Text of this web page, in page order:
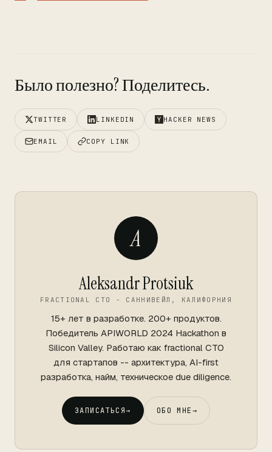
Было полезно? Поделитесь.
TWITTER LINKEDIN HACKER NEWS
EMAIL COPY LINK
A
Aleksandr Protsiuk
FRACTIONAL CTO - САННИВЕЙЛ, КАЛИФОРНИЯ
15+ лет в разработке. 200+ продуктов.
Победитель APIWORLD 2024 Hackathon в
Silicon Valley. Работаю как fractional CTO
для стартапов -- архитектура, AI-first
разработка, найм, техническое due diligence.
ЗАПИСАТЬСЯ→ ОБО МНЕ→